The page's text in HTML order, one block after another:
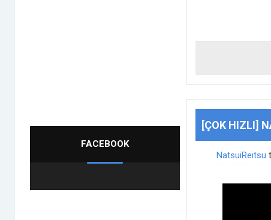
[ÇOK HIZLI]
NatsuiReitsu
FACEBOOK